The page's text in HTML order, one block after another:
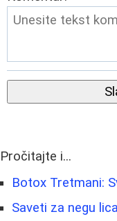
Pročitajte i...
Botox Tretmani:
Saveti za negu